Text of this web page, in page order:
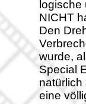
NICHT
Den
wurde,
Special
eine